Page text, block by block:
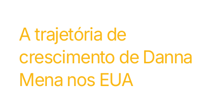
A trajetória de
crescimento de Danna
Mena nos EUA